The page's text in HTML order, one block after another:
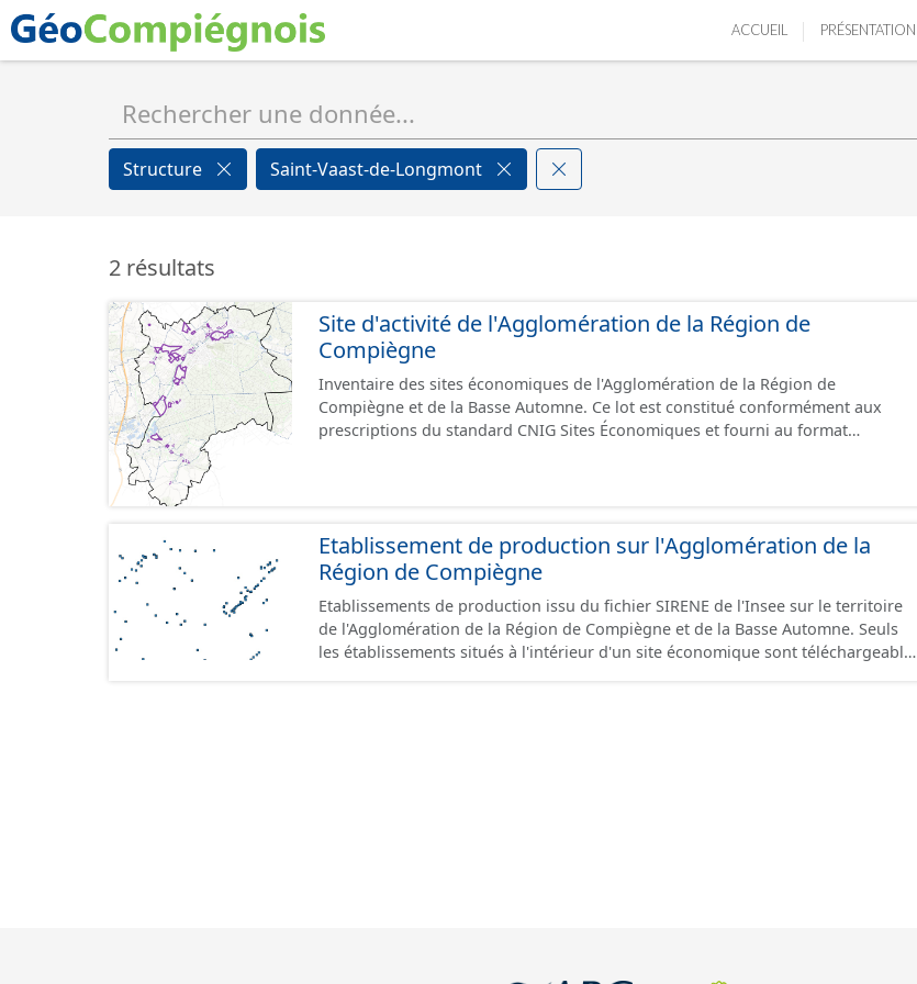
ACCUEIL PRÉSENTATION
Structure Saint-Vaast-de-Longmont
2 résultats
Site d'activité de l'Agglomération de la Région de
Compiègne
Inventaire des sites économiques de l'Agglomération de la Région de
Compiègne et de la Basse Automne. Ce lot est constitué conformément aux
prescriptions du standard CNIG Sites Économiques et fourni au format
Etablissement de production sur l'Agglomération de la
Région de Compiègne
Etablissements de production issu du fichier SIRENE de l'Insee sur le territoire
de l'Agglomération de la Région de Compiègne et de la Basse Automne. Seuls
les établissements situés à l'intérieur d'un site économique sont téléchargeables